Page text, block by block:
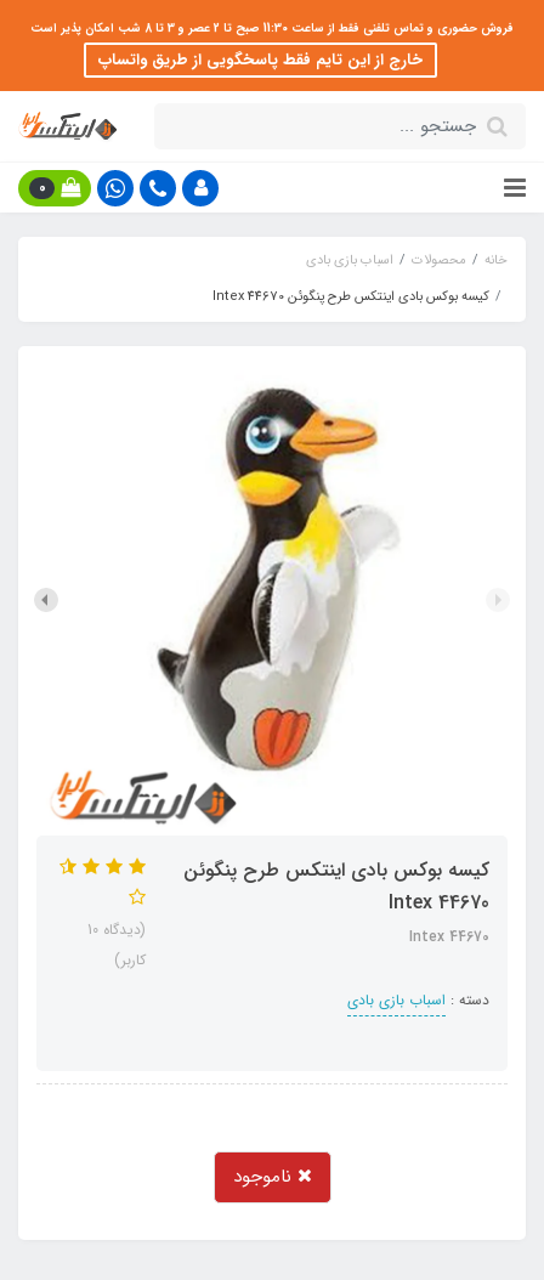
فروش حضوری و تماس تلفنی فقط از ساعت 11:30 صبح تا 2 عصر و 3 تا 8 شب امکان پذیر است
خارج از این تایم فقط پاسخگویی از طریق واتساپ
0
خانه محصولات
اسباب بازی بادی
کیسه بوکس بادی اینتکس طرح پنگوئن Intex 44670
کیسه بوکس بادی اینتکس طرح پنگوئن
Intex 44670
Intex 44670
دسته : اسباب بازی بادی
(دیدگاه 10
کاربر)
ناموجود